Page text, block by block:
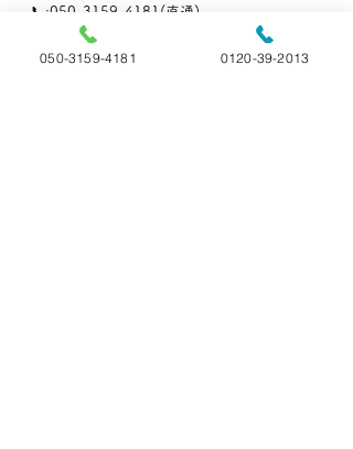
📞:050-3159-4181(直通)
📞:0120-39-2013 (フリーダイヤル)
📝ペット火葬についての記事
050-3159-4181 0120-39-2013